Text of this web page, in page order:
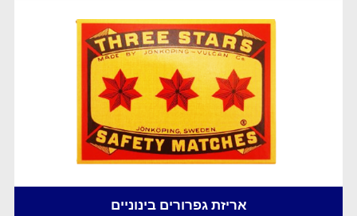
אריזת גפרורים בינוניים